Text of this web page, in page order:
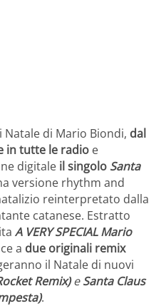
di Mario Biondi, dal
in tutte le radio e
digitale il singolo Santa
versione rhythm and
reinterpretato dalla
catanese. Estratto
A VERY SPECIAL Mario
a due originali remix
il Natale di nuovi
Remix)eSanta Claus
.